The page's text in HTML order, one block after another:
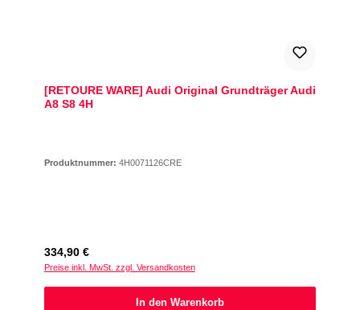
[RETOURE WARE] Audi Original Grundträger Audi
A8 S8 4H
Produktnummer: 4H0071126CRE
Regulärer Preis:
334,90 €
Preise inkl. MwSt. zzgl. Versandkosten
In den Warenkorb